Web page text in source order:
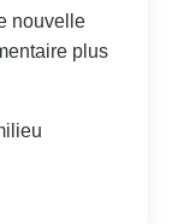
nouvelle
plus